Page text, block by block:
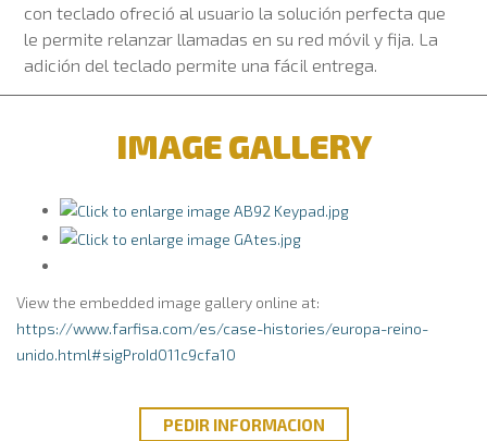
con teclado ofreció al usuario la solución perfecta que
le permite relanzar llamadas en su red móvil y fija. La
adición del teclado permite una fácil entrega.
IMAGE GALLERY
View the embedded image gallery online at:
https://www.farfisa.com/es/case-histories/europa-reino-
unido.html#sigProId011c9cfa10
PEDIR INFORMACION